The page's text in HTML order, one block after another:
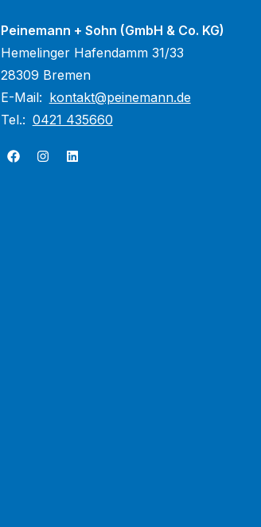
Peinemann + Sohn (GmbH & Co. KG)
Hemelinger Hafendamm 31/33
28309 Bremen
E-Mail: kontakt@peinemann.de
Tel.: 0421 435660